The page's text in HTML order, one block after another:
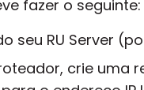
fazer o seguinte:
RU Server
crie uma